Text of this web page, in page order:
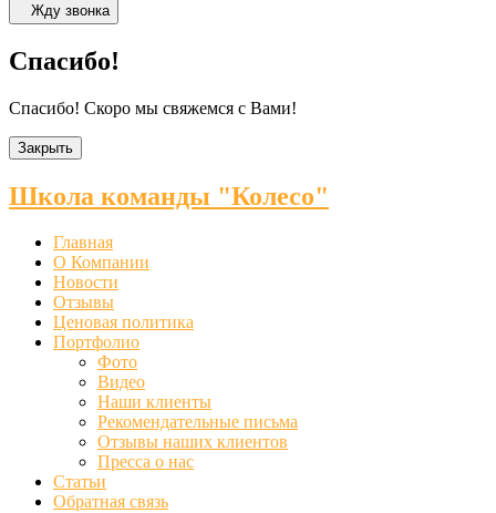
Жду звонка
Спасибо!
Спасибо! Скоро мы свяжемся с Вами!
Закрыть
Школа команды "Колесо"
Главная
О Компании
Новости
Отзывы
Ценовая политика
Портфолио
Фото
Видео
Наши клиенты
Рекомендательные письма
Отзывы наших клиентов
Пресса о нас
Статьи
Обратная связь